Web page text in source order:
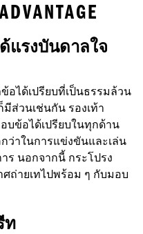
แรงบันดาลใจ
อได้เปรียบที่เป็นธรรมล้วน
ส่วนเช่นกัน รองเท้า
บข้อได้เปรียบในทุกด้าน
ว่าในการแข่งขันและเล่น
ร นอกจากนี้ กระโปรง
ศถ่ายเทไปพร้อม ๆ กับมอบ
ท